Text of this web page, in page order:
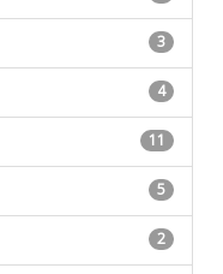
3
4
11
5
2